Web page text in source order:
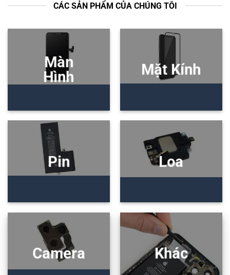
CÁC SẢN PHẨM CỦA CHÚNG TÔI
Màn
Hình
Mặt Kính
Pin Loa
Camera Khác